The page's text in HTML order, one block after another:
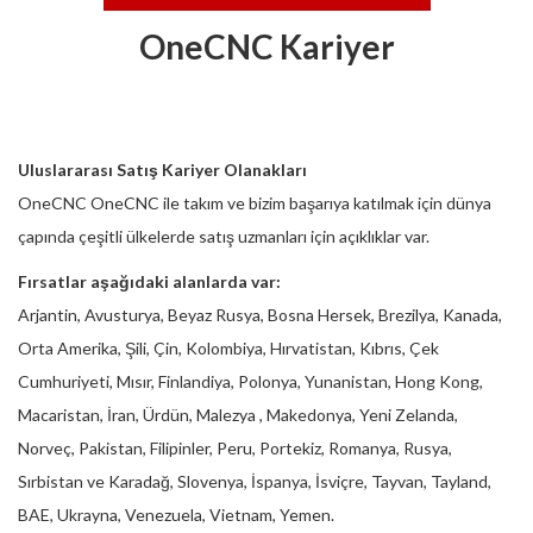
OneCNC Kariyer
Uluslararası Satış Kariyer Olanakları
OneCNC OneCNC ile takım ve bizim başarıya katılmak için dünya
çapında çeşitli ülkelerde satış uzmanları için açıklıklar var.
Fırsatlar aşağıdaki alanlarda var:
Arjantin, Avusturya, Beyaz Rusya, Bosna Hersek, Brezilya, Kanada,
Orta Amerika, Şili, Çin, Kolombiya, Hırvatistan, Kıbrıs, Çek
Cumhuriyeti, Mısır, Finlandiya, Polonya, Yunanistan, Hong Kong,
Macaristan, İran, Ürdün, Malezya , Makedonya, Yeni Zelanda,
Norveç, Pakistan, Filipinler, Peru, Portekiz, Romanya, Rusya,
Sırbistan ve Karadağ, Slovenya, İspanya, İsviçre, Tayvan, Tayland,
BAE, Ukrayna, Venezuela, Vietnam, Yemen.